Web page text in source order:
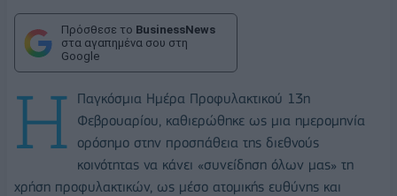
Πρόσθεσε το BusinessNews
στα αγαπημένα σου στη
Google
Η
Παγκόσμια Ημέρα Προφυλακτικού 13η
Φεβρουαρίου, καθιερώθηκε ως μια ημερομηνία
ορόσημο στην προσπάθεια της διεθνούς
κοινότητας να κάνει «συνείδηση όλων μας» τη
χρήση προφυλακτικών, ως μέσο ατομικής ευθύνης και